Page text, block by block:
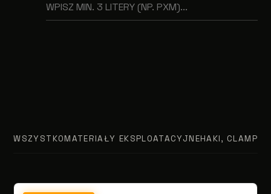
WSZYSTKOMATERIAŁY EKSPLOATACYJNEHAKI, CLAMPY,